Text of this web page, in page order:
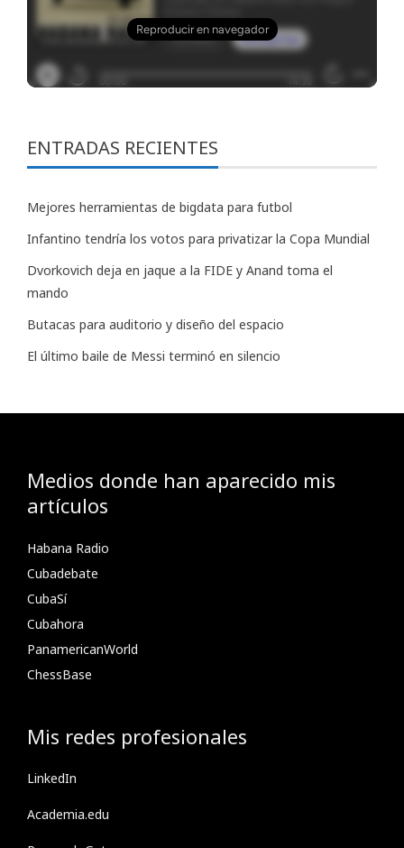
ENTRADAS RECIENTES
Mejores herramientas de bigdata para futbol
Infantino tendría los votos para privatizar la Copa Mundial
Dvorkovich deja en jaque a la FIDE y Anand toma el
mando
Butacas para auditorio y diseño del espacio
El último baile de Messi terminó en silencio
Medios donde han aparecido mis
artículos
Habana Radio
Cubadebate
CubaSí
Cubahora
PanamericanWorld
ChessBase
Mis redes profesionales
LinkedIn
Academia.edu